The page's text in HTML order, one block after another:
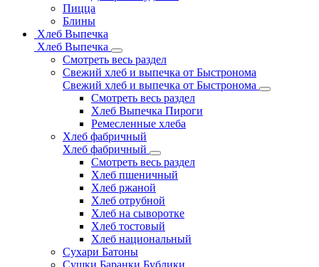
Пицца
Блины
Хлеб Выпечка
Хлеб Выпечка
Смотреть весь раздел
Свежий хлеб и выпечка от Быстронома
Свежий хлеб и выпечка от Быстронома
Смотреть весь раздел
Хлеб Выпечка Пироги
Ремесленные хлеба
Хлеб фабричный
Хлеб фабричный
Смотреть весь раздел
Хлеб пшеничный
Хлеб ржаной
Хлеб отрубной
Хлеб на сыворотке
Хлеб тостовый
Хлеб национальный
Сухари Батоны
Сушки Баранки Бублики